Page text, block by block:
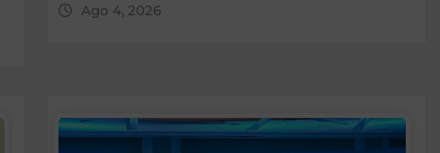
Ago 4, 2026